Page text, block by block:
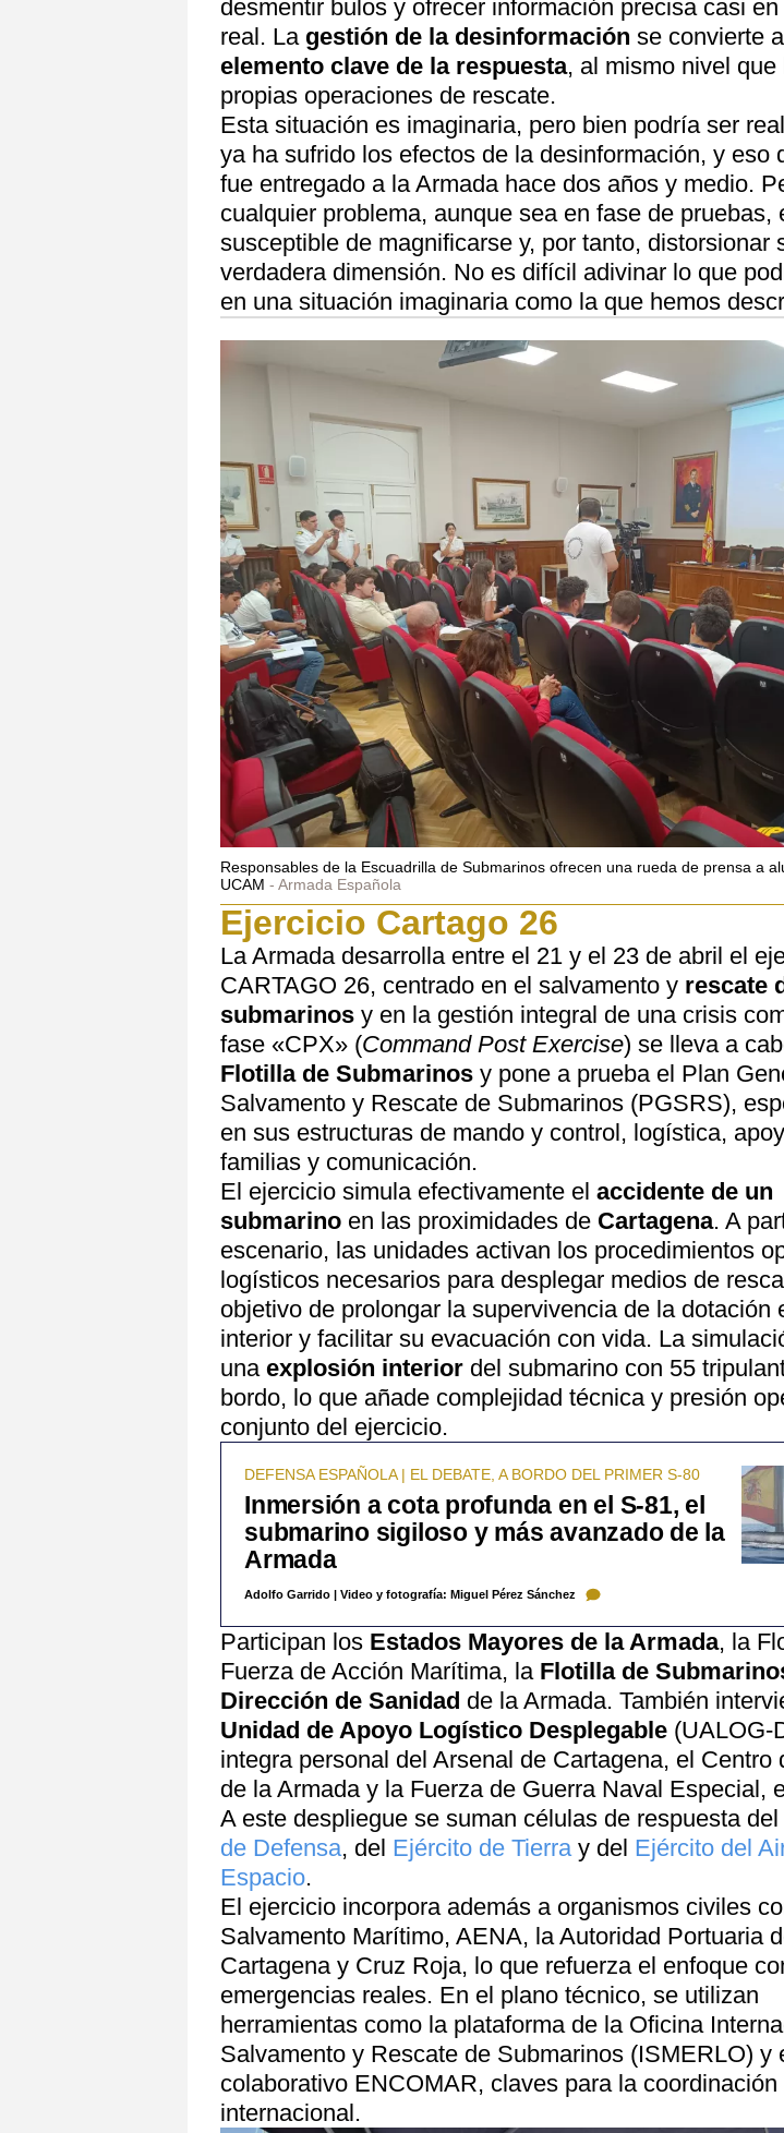
desmentir bulos y ofrecer información precisa casi
real. La gestión de la desinformación se convierte
elemento clave de la respuesta, al mismo nivel que
propias operaciones de rescate.
Esta situación es imaginaria, pero bien podría ser
ya ha sufrido los efectos de la desinformación, y eso
fue entregado a la Armada hace dos años y medio.
cualquier problema, aunque sea en fase de pruebas,
susceptible de magnificarse y, por tanto, distorsionar
verdadera dimensión. No es difícil adivinar lo que
en una situación imaginaria como la que hemos
Responsables de la Escuadrilla de Submarinos ofrecen una rueda de prensa a
UCAM
Armada Española
Ejercicio Cartago 26
La Armada desarrolla entre el 21 y el 23 de abril el
CARTAGO 26, centrado en el salvamento y rescate
submarinos y en la gestión integral de una crisis
fase «CPX» (Command Post Exercise) se lleva a
Flotilla de Submarinos y pone a prueba el Plan
Salvamento y Rescate de Submarinos (PGSRS),
en sus estructuras de mando y control, logística,
familias y comunicación.
El ejercicio simula efectivamente el accidente de un
submarino en las proximidades de Cartagena. A
escenario, las unidades activan los procedimientos
logísticos necesarios para desplegar medios de
objetivo de prolongar la supervivencia de la dotación
interior y facilitar su evacuación con vida. La
una explosión interior del submarino con 55
bordo, lo que añade complejidad técnica y presión
conjunto del ejercicio.
DEFENSA ESPAÑOLA | EL DEBATE, A BORDO DEL PRIMER S-80
Inmersión a cota profunda en el S-81, el
submarino sigiloso y más avanzado de la
Armada
Adolfo Garrido Video y fotografía: Miguel Pérez Sánchez
Participan los Estados Mayores de la Armada, la
Fuerza de Acción Marítima, laFlotilla de
Dirección de Sanidad de la Armada. También
Unidad de Apoyo Logístico Desplegable (UALOG-
integra personal del Arsenal de Cartagena, el Centro
de la Armada y la Fuerza de Guerra Naval Especial,
A este despliegue se suman células de respuesta del
de Defensa, del Ejército de Tierray del Ejército del
Espacio.
El ejercicio incorpora además a organismos civiles
Salvamento Marítimo, AENA, la Autoridad Portuaria
Cartagena y Cruz Roja, lo que refuerza el enfoque
emergencias reales. En el plano técnico, se utilizan
herramientas como la plataforma de la Oficina
Salvamento y Rescate de Submarinos (ISMERLO) y
colaborativo ENCOMAR, claves para la coordinación
internacional.